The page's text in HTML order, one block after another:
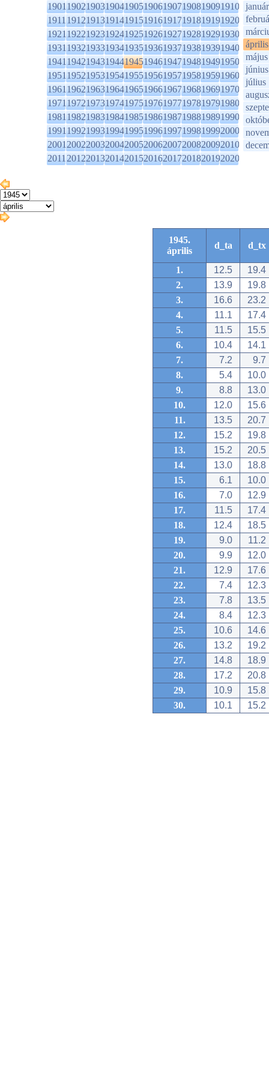
1901190219031904190519061907190819091910
1911191219131914191519161917191819191920
1921192219231924192519261927192819291930
1931193219331934193519361937193819391940
1941194219431944194519461947194819491950
1951195219531954195519561957195819591960
1961196219631964196519661967196819691970
1971197219731974197519761977197819791980
1981198219831984198519861987198819891990
1991199219931994199519961997199819992000
2001200220032004200520062007200820092010
2011201220132014201520162017201820192020
január
április
május
június
július
1945.
április
d_ta d_tx
1. 12.5
19.4
2.
13.9
19.8
3.
16.6
23.2
4.
11.1
17.4
5.
11.5
15.5
6.
10.4
14.1
7.
7.2
9.7
8.
5.4
10.0
9.
8.8
13.0
10.
12.0
15.6
11.
13.5
20.7
12.
15.2
19.8
13.
15.2
20.5
14.
13.0
18.8
15.
6.1
10.0
16.
7.0
12.9
17.
11.5
17.4
18.
12.4
18.5
19.
9.0
11.2
20.
9.9
12.0
21.
12.9
17.6
22.
7.4
12.3
23.
7.8
13.5
24.
8.4
12.3
25.
10.6
14.6
26.
13.2
19.2
27.
14.8
18.9
28.
17.2
20.8
29.
10.9
15.8
30.
10.1 15.2